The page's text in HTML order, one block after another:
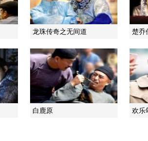
龙珠传奇之无间道 楚乔
白鹿原 欢乐